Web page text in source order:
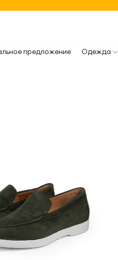
предложение Одежда